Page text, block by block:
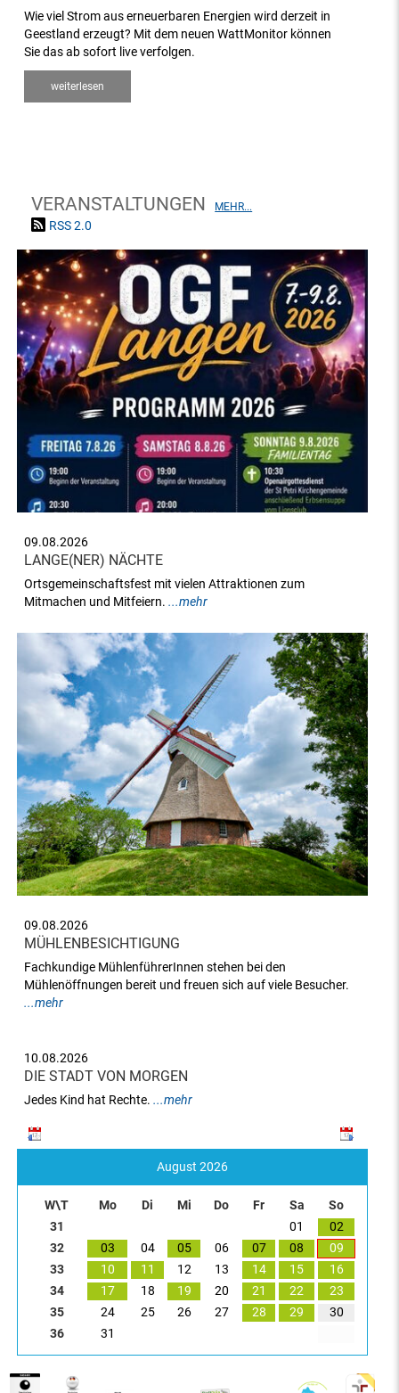
Wie viel Strom aus erneuerbaren Energien wird derzeit in
Geestland erzeugt? Mit dem neuen WattMonitor können
Sie das ab sofort live verfolgen.
weiterlesen
VERANSTALTUNGEN MEHR...
RSS 2.0
LANGE(NER) NÄCHTE
09.08.2026
Ortsgemeinschaftsfest mit vielen Attraktionen zum
Mitmachen und Mitfeiern....mehr
MÜHLENBESICHTIGUNG
09.08.2026
Fachkundige MühlenführerInnen stehen bei den
Mühlenöffnungen bereit und freuen sich auf viele Besucher.
...mehr
DIE STADT VON MORGEN
10.08.2026
Jedes Kind hat Rechte. ...mehr
August 2026
W\T Mo Di Mi Do Fr Sa
So
31
01
02
32
03 04 05 06 07 08
09
33
10 11 12 13 14 15
16
34
17 18 19 20 21 22
23
35
24 25 26 27 28 29
30
36
31